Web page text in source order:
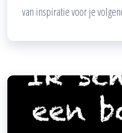
van inspiratie voor je